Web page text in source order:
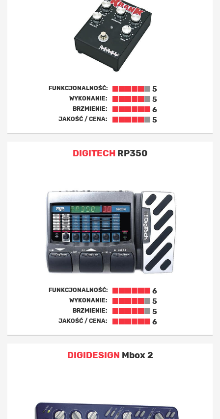
FUNKCJONALNOŚĆ: 5
WYKONANIE: 5
BRZMIENIE: 6
JAKOŚĆ / CENA: 5
DIGITECH RP350
FUNKCJONALNOŚĆ: 6
WYKONANIE: 5
BRZMIENIE: 5
JAKOŚĆ / CENA: 6
DIGIDESIGN Mbox 2